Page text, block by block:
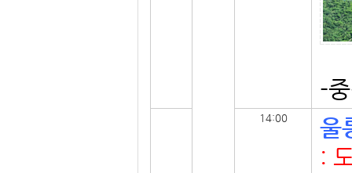
-
14:00
울
: